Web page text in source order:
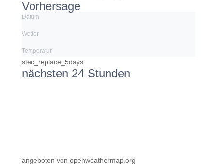
Vorhersage
Datum
Wetter
Temperatur
stec_replace_5days
nächsten 24 Stunden
angeboten von openweathermap.org